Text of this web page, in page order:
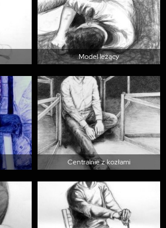
Model leżący
Centralnie z kozłami